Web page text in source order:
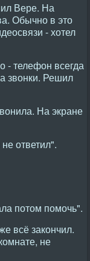
Вере. На
Обычно в это
- хотел
- телефон всегда
звонки. Решил
На экране
ответил".
потом помочь".
всё закончил.
не